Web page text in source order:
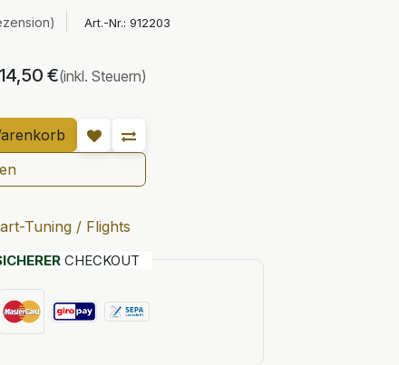
Art.-Nr.: 912203
14,50 €(inkl. Steuern)
Tuning / Flights
CHECKOUT